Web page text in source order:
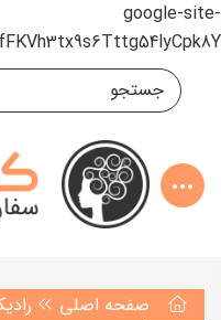
google-site-
صفحه اصلی